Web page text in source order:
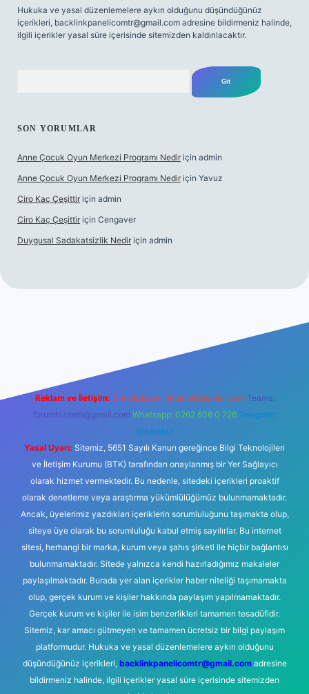
Hukuka ve yasal düzenlemelere aykırı olduğunu düşündüğünüz
içerikleri, backlinkpanelicomtr@gmail.com adresine bildirmeniz halinde,
ilgili içerikler yasal süre içerisinde sitemizden kaldırılacaktır.
SON YORUMLAR
Anne Çocuk Oyun Merkezi Programı Nedir için admin
Anne Çocuk Oyun Merkezi Programı Nedir için Yavuz
Ciro Kaç Çeşittir için admin
Ciro Kaç Çeşittir için Cengaver
Duygusal Sadakatsizlik Nedir için admin
elexbetgiris.org
Reklam ve İletişim: E-mail: backlinkpaneli@gmail.com Teams:
forumhizmeti@gmail.com Whatsapp: 0262 606 0 726 Telegram:
@karabul
Yasal Uyarı: Sitemiz, 5651 Sayılı Kanun gereğince Bilgi Teknolojileri
ve İletişim Kurumu (BTK) tarafından onaylanmış bir Yer Sağlayıcı
olarak hizmet vermektedir. Bu nedenle, sitedeki içerikleri proaktif
olarak denetleme veya araştırma yükümlülüğümüz bulunmamaktadır.
Ancak, üyelerimiz yazdıkları içeriklerin sorumluluğunu taşımakta olup,
siteye üye olarak bu sorumluluğu kabul etmiş sayılırlar. Bu internet
sitesi, herhangi bir marka, kurum veya şahıs şirketi ile hiçbir bağlantısı
bulunmamaktadır. Sitede yalnızca kendi hazırladığımız makaleler
paylaşılmaktadır. Burada yer alan içerikler haber niteliği taşımamakta
olup, gerçek kurum ve kişiler hakkında paylaşım yapılmamaktadır.
Gerçek kurum ve kişiler ile isim benzerlikleri tamamen tesadüfidir.
Sitemiz, kar amacı gütmeyen ve tamamen ücretsiz bir bilgi paylaşım
platformudur. Hukuka ve yasal düzenlemelere aykırı olduğunu
düşündüğünüz içerikleri, backlinkpanelicomtr@gmail.comadresine
bildirmeniz halinde, ilgili içerikler yasal süre içerisinde sitemizden